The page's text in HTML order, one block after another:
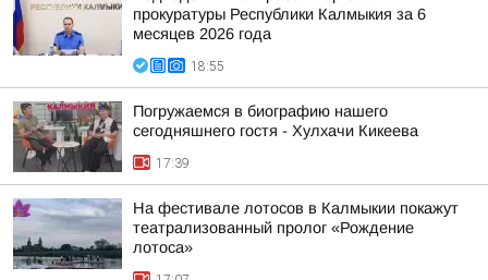
прокуратуры Республики Калмыкия за 6
месяцев 2026 года
18:55
Погружаемся в биографию нашего
сегодняшнего гостя - Хулхачи Кикеева
17:39
На фестивале лотосов в Калмыкии покажут
театрализованный пролог «Рождение
лотоса»